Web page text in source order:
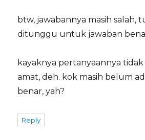
btw, jawabannya masih salah,
ditunggu untuk jawaban
kayaknya pertanyaannya tidak
amat, deh. kok masih belum
benar, yah?
Reply